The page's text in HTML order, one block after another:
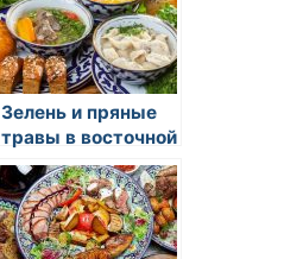
Зелень и пряные
травы в восточной
кухне:
вдохновение и
полезность